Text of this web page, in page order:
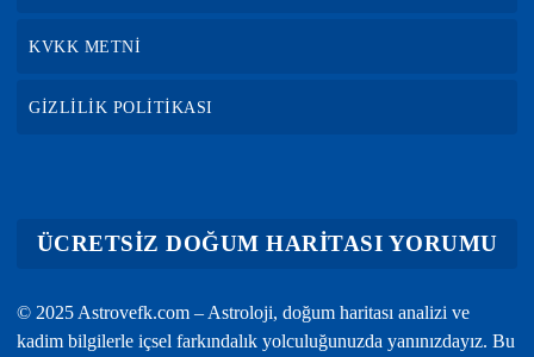
KVKK METNİ
GİZLİLİK POLİTİKASI
ÜCRETSİZ DOĞUM HARİTASI YORUMU
© 2025 Astrovefk.com – Astroloji, doğum haritası analizi ve
kadim bilgilerle içsel farkındalık yolculuğunuzda yanınızdayız. Bu